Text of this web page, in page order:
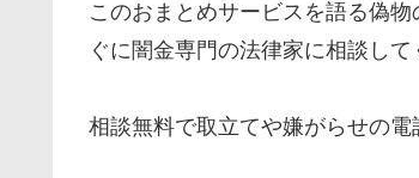
このおまとめサービス を語る偽
ぐに闇金専門の法律家に相談して
相談無料で取立てや嫌がらせの電